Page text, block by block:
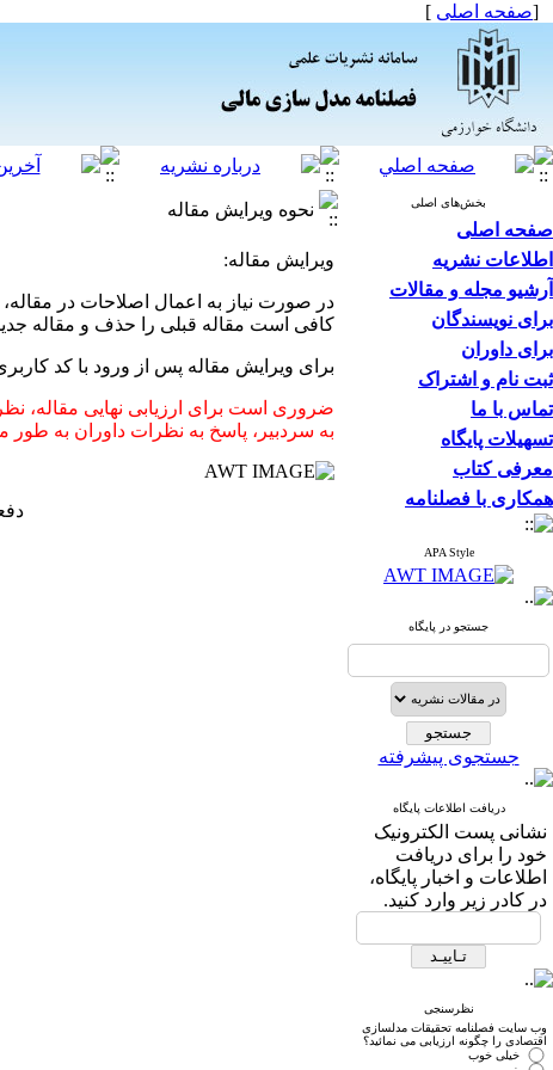
[صفحه اصلی ]
بخش‌های اصلی
صفحه اصلی
اطلاعات نشریه
آرشیو مجله و مقالات
برای نویسندگان
برای داوران
ثبت نام و اشتراک
تماس با ما
تسهیلات پایگاه
معرفی کتاب
همکاری با فصلنامه
APA Style
جستجو در پایگاه
جستجوی پیشرفته
دریافت اطلاعات پایگاه
نشانی پست الکترونیک
خود را برای دریافت
اطلاعات و اخبار پایگاه،
در کادر زیر وارد کنید.
نظرسنجی
وب سایت فصلنامه تحقیقات مدلسازی
اقتصادی را چگونه ارزیابی می نمائید؟
خیلی خوب
نحوه ویرایش مقاله
ویرایش مقاله:
در صورت نیاز به اعمال اصلاحات در
کافی است مقاله قبلی را حذف و مقاله
برای ویرایش مقاله پس از ورود با کد
ضروری است برای ارزیابی نهایی مقاله،
به سردبیر، پاسخ به نظرات داوران به